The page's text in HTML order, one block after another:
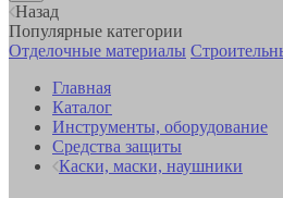
Назад
Популярные категории
Отделочные материалы
Главная
Каталог
Инструменты, оборудование
Средства защиты
Каски, маски, наушники